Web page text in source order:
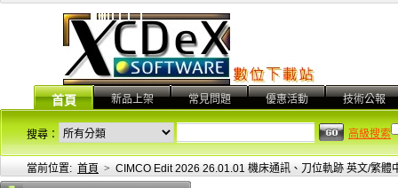
首頁 新品上架 常見問題 優惠活動 技術公報
搜尋： 高級搜索
當前位置: 首頁 > CIMCO Edit 2026 26.01.01 機床通訊、刀位軌跡 英文/繁體